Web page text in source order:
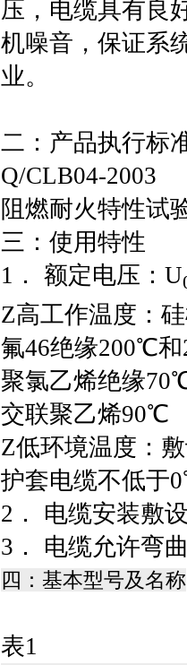
压，电缆具有良
机噪音，保证系
业。
二：产品执行标
Q/CLB04-2003
阻燃耐火特性试
三：使用特性
1． 额定电压：U
Z高工作温度：
氟46绝缘200℃
聚氯乙烯绝缘
交联聚乙烯90℃
Z低环境温度：
护套电缆不低于
2． 电缆安装敷
3． 电缆允许弯
四：基本型号及名称
表1